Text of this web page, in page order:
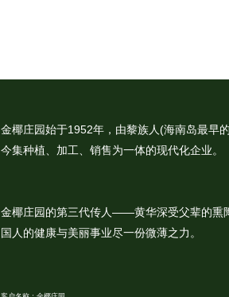
金椰庄园始于1952年，由黎族人(海南岛最早
今集种植、加工、销售为一体的现代化企业。
金椰庄园的第三代传人——黄华深受父辈的熏
国人的健康与美丽事业尽一份微薄之力。